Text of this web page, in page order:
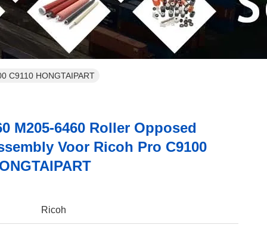
C9110 HONGTAIPART
M205-6460 Roller Opposed
Voor Ricoh Pro C9100
Ricoh